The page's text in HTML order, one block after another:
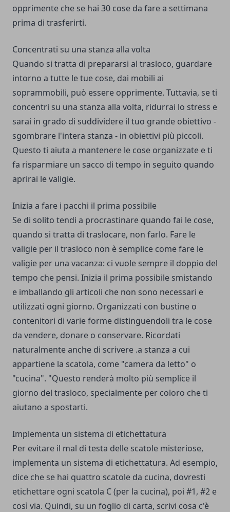
opprimente che se hai 30 cose da fare a settimana
prima di trasferirti.
Concentrati su una stanza alla volta
Quando si tratta di prepararsi al trasloco, guardare
intorno a tutte le tue cose, dai mobili ai
soprammobili, può essere opprimente. Tuttavia, se ti
concentri su una stanza alla volta, ridurrai lo stress e
sarai in grado di suddividere il tuo grande obiettivo -
sgombrare l'intera stanza - in obiettivi più piccoli.
Questo ti aiuta a mantenere le cose organizzate e ti
fa risparmiare un sacco di tempo in seguito quando
aprirai le valigie.
Inizia a fare i pacchi il prima possibile
Se di solito tendi a procrastinare quando fai le cose,
quando si tratta di traslocare, non farlo. Fare le
valigie per il trasloco non è semplice come fare le
valigie per una vacanza: ci vuole sempre il doppio del
tempo che pensi. Inizia il prima possibile smistando
e imballando gli articoli che non sono necessari e
utilizzati ogni giorno. Organizzati con bustine o
contenitori di varie forme distinguendoli tra le cose
da vendere, donare o conservare. Ricordati
naturalmente anche di scrivere .a stanza a cui
appartiene la scatola, come "camera da letto" o
"cucina". "Questo renderà molto più semplice il
giorno del trasloco, specialmente per coloro che ti
aiutano a spostarti.
Implementa un sistema di etichettatura
Per evitare il mal di testa delle scatole misteriose,
implementa un sistema di etichettatura. Ad esempio,
dice che se hai quattro scatole da cucina, dovresti
etichettare ogni scatola C (per la cucina), poi #1, #2 e
così via. Quindi, su un foglio di carta, scrivi cosa c'è